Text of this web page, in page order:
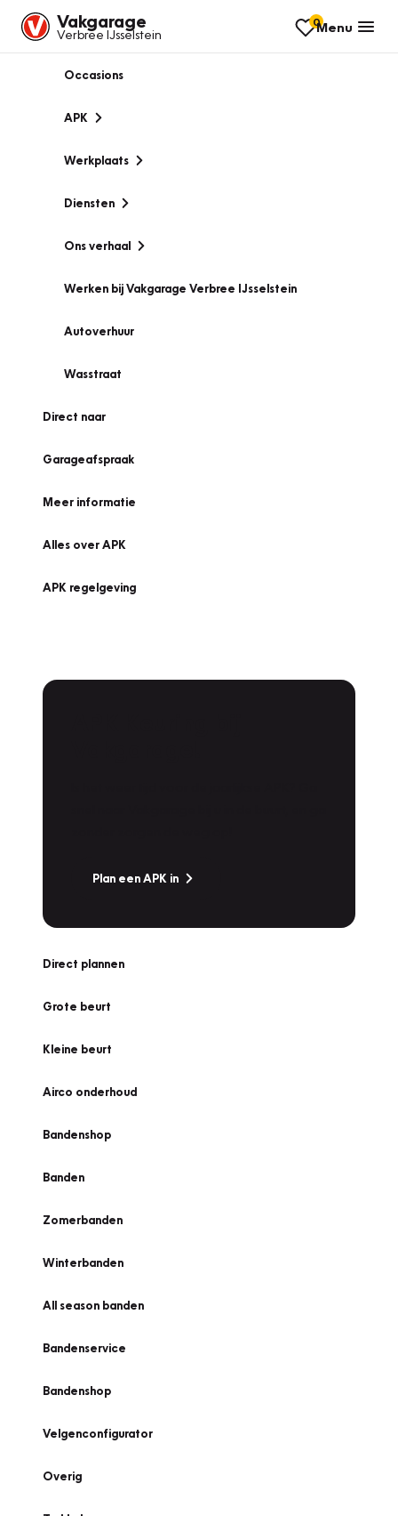
Vakgarage
Verbree IJsselstein
0Menu
Occasions
APK
Werkplaats
Diensten
Ons verhaal
Werken bij Vakgarage Verbree IJsselstein
Autoverhuur
Wasstraat
Direct naar
Garageafspraak
Meer informatie
Alles over APK
APK regelgeving
Plan een APK in
Direct plannen
Grote beurt
Kleine beurt
Airco onderhoud
Bandenshop
Banden
Zomerbanden
Winterbanden
All season banden
Bandenservice
Bandenshop
Velgenconfigurator
Overig